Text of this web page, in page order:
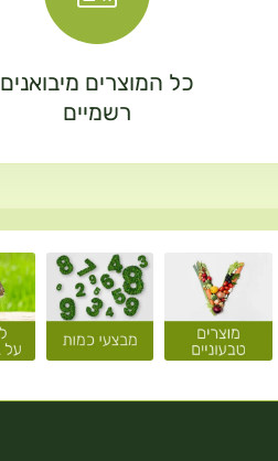
כל המוצרים מיבואנים
רשמיים